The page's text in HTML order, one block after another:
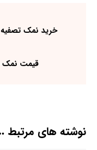
خرید نمک تصفیه
قیمت نمک
نوشته های مرتبط